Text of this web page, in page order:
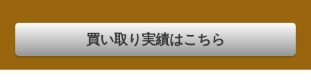
買い取り実績はこちら